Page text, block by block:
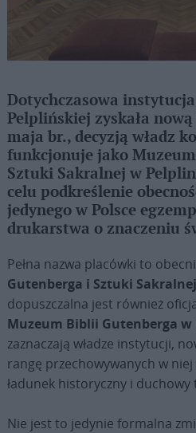
Dotychczasowa
Pelplińskiej zyskała nową
maja br., decyzją władz
funkcjonuje jako
Sztuki Sakralnej w
celu podkreślenie
jedynego w Polsce
drukarstwa o znaczeniu
Pełna nazwa placówki to
Gutenberga i Sztuki
dopuszczalna jest również
Muzeum Biblii Gutenberga w
zaznaczają władze instytucji,
rangę przechowywanych w niej
ładunek historyczny i duchowy
Nie jest to jedynie formalna